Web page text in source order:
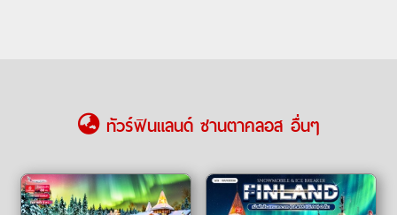
ทัวร์ฟินแลนด์ ซานตาคลอส อื่นๆ